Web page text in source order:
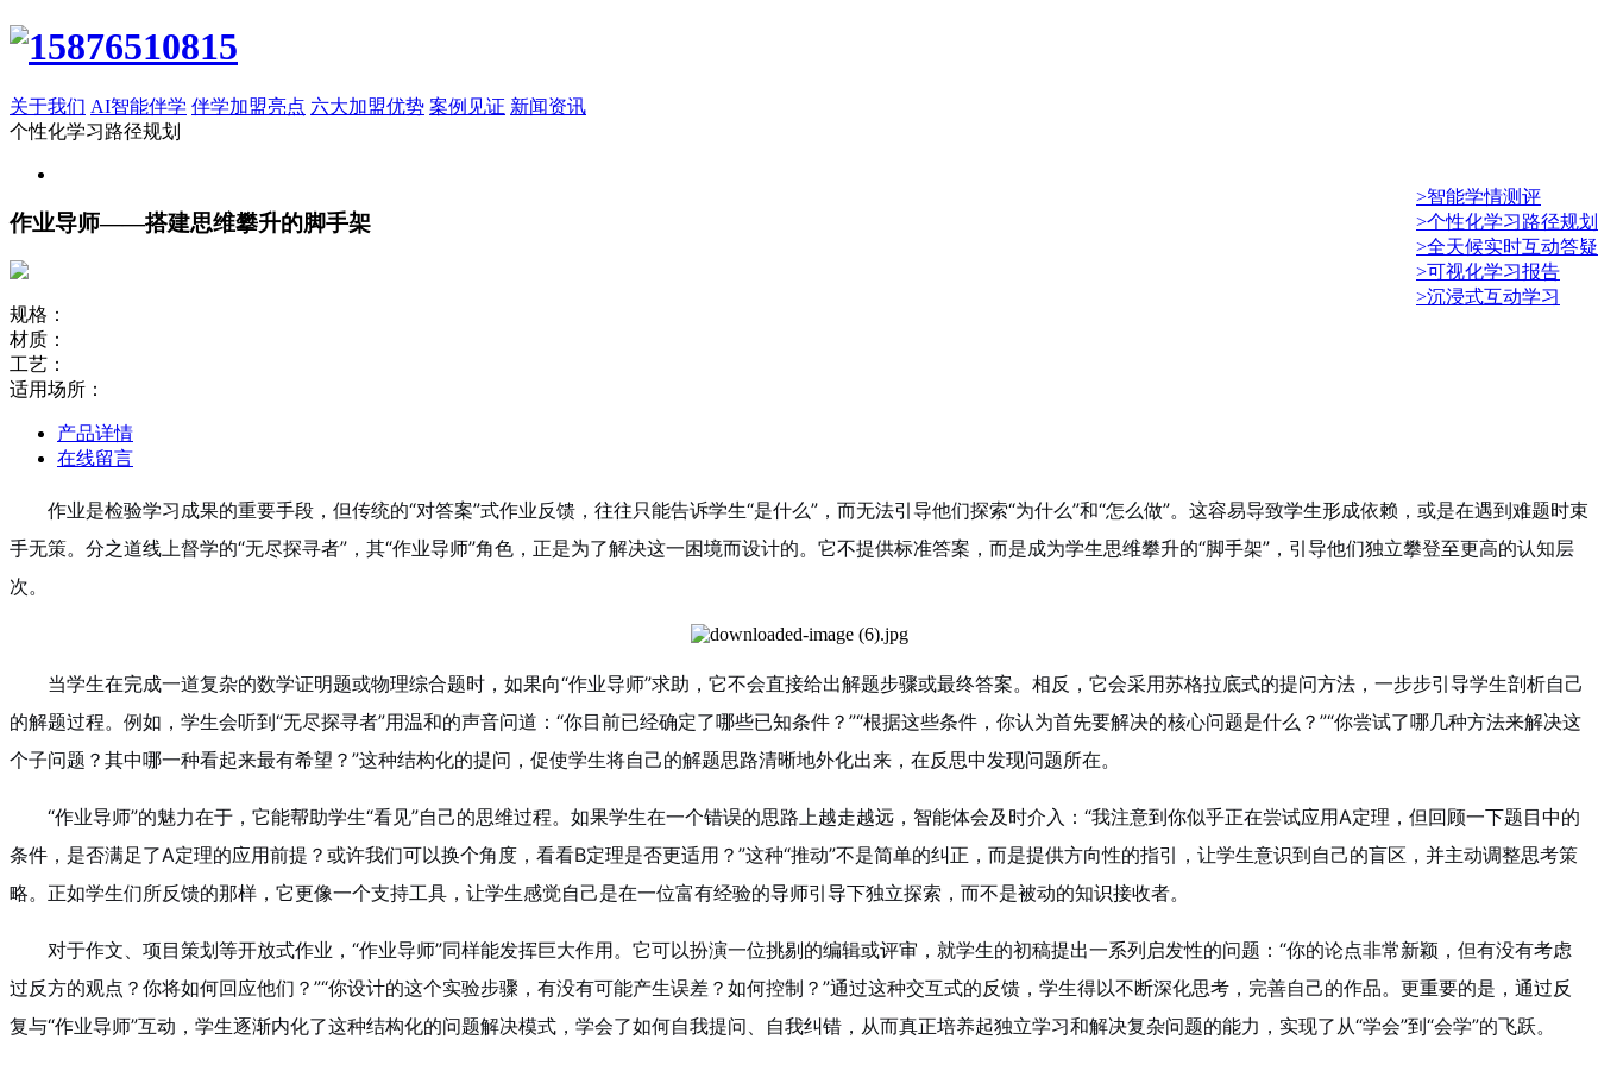
关于我们 AI智能伴学 伴学加盟亮点 六大加盟优势 案例见证 新闻资讯
个性化学习路径规划
>智能学情测评
>个性化学习路径规划
>全天候实时互动答疑
>可视化学习报告
>沉浸式互动学习
作业导师——搭建思维攀升的脚手架
规格：
材质：
工艺：
适用场所：
产品详情
在线留言
作业是检验学习成果的重要手段，但传统的“对答案”式作业反馈，往往只能告诉学生“是什么”，而无法引导他们探索“为什么”和“怎么做”。这容易导致学生形成依赖，或是在遇到难题时束
手无策。分之道线上督学的“无尽探寻者”，其“作业导师”角色，正是为了解决这一困境而设计的。它不提供标准答案，而是成为学生思维攀升的“脚手架”，引导他们独立攀登至更高的认知层
次。
当学生在完成一道复杂的数学证明题或物理综合题时，如果向“作业导师”求助，它不会直接给出解题步骤或最终答案。相反，它会采用苏格拉底式的提问方法，一步步引导学生剖析自己
的解题过程。例如，学生会听到“无尽探寻者”用温和的声音问道：“你目前已经确定了哪些已知条件？”“根据这些条件，你认为首先要解决的核心问题是什么？”“你尝试了哪几种方法来解决这
个子问题？其中哪一种看起来最有希望？”这种结构化的提问，促使学生将自己的解题思路清晰地外化出来，在反思中发现问题所在。
“作业导师”的魅力在于，它能帮助学生“看见”自己的思维过程。如果学生在一个错误的思路上越走越远，智能体会及时介入：“我注意到你似乎正在尝试应用A定理，但回顾一下题目中的
条件，是否满足了A定理的应用前提？或许我们可以换个角度，看看B定理是否更适用？”这种“推动”不是简单的纠正，而是提供方向性的指引，让学生意识到自己的盲区，并主动调整思考策
略。正如学生们所反馈的那样，它更像一个支持工具，让学生感觉自己是在一位富有经验的导师引导下独立探索，而不是被动的知识接收者。
对于作文、项目策划等开放式作业，“作业导师”同样能发挥巨大作用。它可以扮演一位挑剔的编辑或评审，就学生的初稿提出一系列启发性的问题：“你的论点非常新颖，但有没有考虑
过反方的观点？你将如何回应他们？”“你设计的这个实验步骤，有没有可能产生误差？如何控制？”通过这种交互式的反馈，学生得以不断深化思考，完善自己的作品。更重要的是，通过反
复与“作业导师”互动，学生逐渐内化了这种结构化的问题解决模式，学会了如何自我提问、自我纠错，从而真正培养起独立学习和解决复杂问题的能力，实现了从“学会”到“会学”的飞跃。